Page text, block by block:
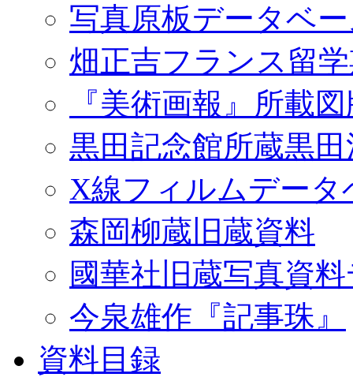
写真原板データベ
畑正吉フランス留
『美術画報』所載
黒田記念館所蔵黒
X線フィルムデータ
森岡柳蔵旧蔵資料
國華社旧蔵写真資
今泉雄作『記事珠』
資料目録